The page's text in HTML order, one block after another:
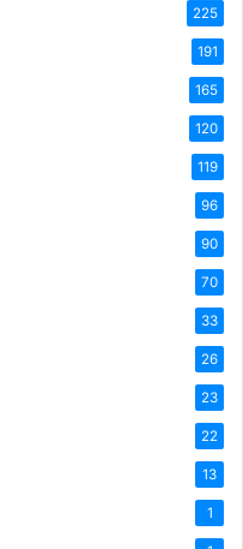
225
191
165
120
119
96
90
70
33
26
23
22
13
1